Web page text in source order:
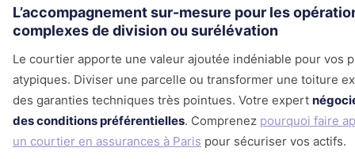
L’accompagnement sur-mesure pour les
complexes de division ou surélévation
Le courtier apporte une valeur ajoutée indéniable pour vos
atypiques. Diviser une parcelle ou transformer une toiture
des garanties techniques très pointues. Votre expert
des conditions préférentielles. Comprenez pourquoi faire
un courtier en assurances à Paris pour sécuriser vos actifs.